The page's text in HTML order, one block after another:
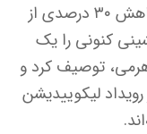
کوین در دهه گذشته بیش از ۳۰ بار با کاهش ۳۰ درصدی از
کنونی را یک
توصیف کرد و
لیکوییدیشن